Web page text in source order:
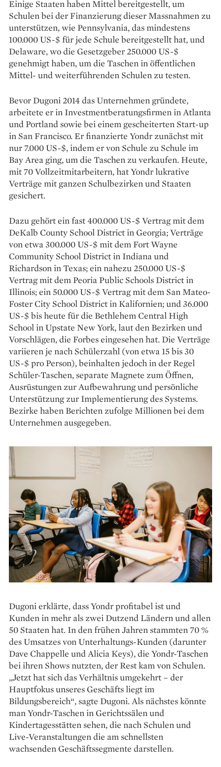
Einige Staaten haben Mittel bereitgestellt, um
Schulen bei der Finanzierung dieser Massnahmen zu
unterstützen, wie Pennsylvania, das mindestens
100.000 US-$ für jede Schule bereitgestellt hat, und
Delaware, wo die Gesetzgeber 250.000 US-$
genehmigt haben, um die Taschen in öffentlichen
Mittel- und weiterführenden Schulen zu testen.
Bevor Dugoni 2014 das Unternehmen gründete,
arbeitete er in Investmentberatungsfirmen in Atlanta
und Portland sowie bei einem gescheiterten Start-up
in San Francisco. Er finanzierte Yondr zunächst mit
nur 7.000 US-$, indem er von Schule zu Schule im
Bay Area ging, um die Taschen zu verkaufen. Heute,
mit 70 Vollzeitmitarbeitern, hat Yondr lukrative
Verträge mit ganzen Schulbezirken und Staaten
gesichert.
Dazu gehört ein fast 400.000 US-$ Vertrag mit dem
DeKalb County School District in Georgia; Verträge
von etwa 300.000 US-$ mit dem Fort Wayne
Community School District in Indiana und
Richardson in Texas; ein nahezu 250.000 US-$
Vertrag mit dem Peoria Public Schools District in
Illinois; ein 50.000 US-$ Vertrag mit dem San Mateo-
Foster City School District in Kalifornien; und 36.000
US-$ bis heute für die Bethlehem Central High
School in Upstate New York, laut den Bezirken und
Vorschlägen, die Forbes eingesehen hat. Die Verträge
variieren je nach Schülerzahl (von etwa 15 bis 30
US-$ pro Person), beinhalten jedoch in der Regel
Schüler-Taschen, separate Magnete zum Öffnen,
Ausrüstungen zur Aufbewahrung und persönliche
Unterstützung zur Implementierung des Systems.
Bezirke haben Berichten zufolge Millionen bei dem
Unternehmen ausgegeben.
Dugoni erklärte, dass Yondr profitabel ist und
Kunden in mehr als zwei Dutzend Ländern und allen
50 Staaten hat. In den frühen Jahren stammten 70 %
des Umsatzes von Unterhaltungs-Kunden (darunter
Dave Chappelle und Alicia Keys), die Yondr-Taschen
bei ihren Shows nutzten, der Rest kam von Schulen.
„Jetzt hat sich das Verhältnis umgekehrt – der
Hauptfokus unseres Geschäfts liegt im
Bildungsbereich“, sagte Dugoni. Als nächstes könnte
man Yondr-Taschen in Gerichtssälen und
Kindertagesstätten sehen, die nach Schulen und
Live-Veranstaltungen die am schnellsten
wachsenden Geschäftssegmente darstellen.